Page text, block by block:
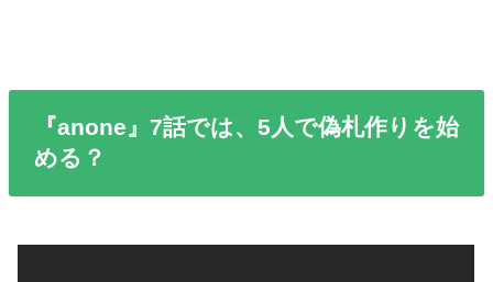
『anone』7話では、5人で偽札作りを始
める？